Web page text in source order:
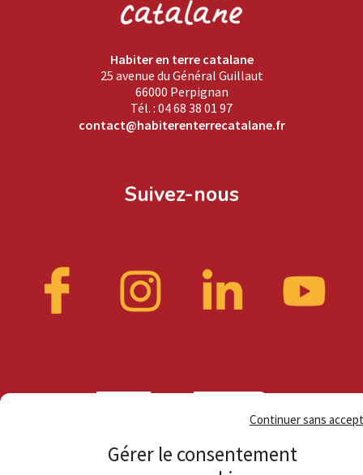
Gérer le consentement
Continuer sans
Habiter en terre catalane
25 avenue du Général Guillaut
66000 Perpignan
Tél. : 04 68 38 01 97
contact@habiterenterrecatalane.fr
Suivez-nous